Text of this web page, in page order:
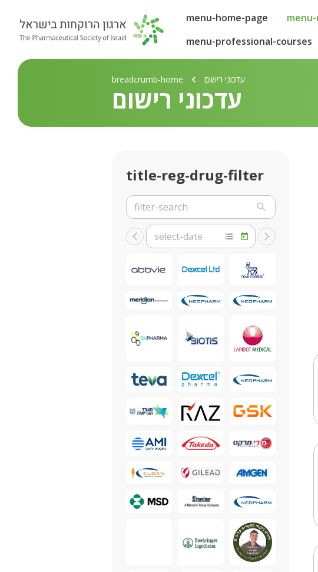
menu-home-page
menu-professional-courses
breadcrumb-home עדכוני רישום
עדכוני רישום
title-reg-drug-filter